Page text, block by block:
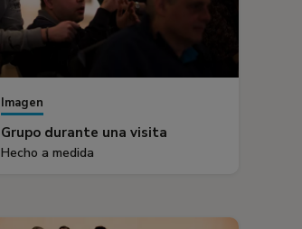
Imagen
Grupo durante una visita
Hecho a medida